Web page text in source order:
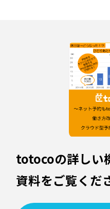
totocoの詳しい
資料をご覧くだ